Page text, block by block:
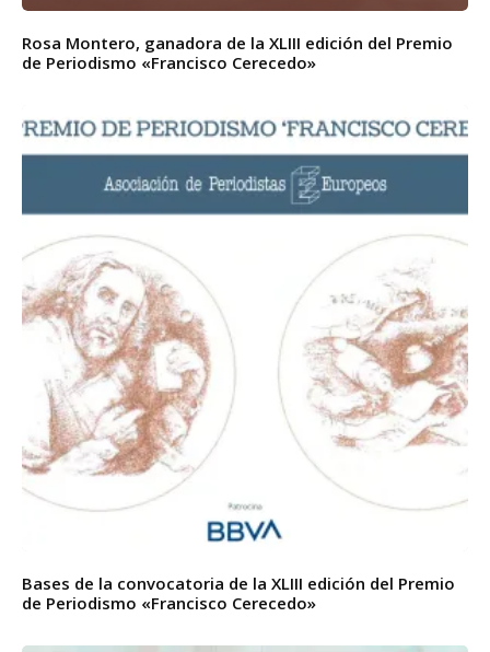
Rosa Montero, ganadora de la XLIII edición del Premio
de Periodismo «Francisco Cerecedo»
Bases de la convocatoria de la XLIII edición del Premio
de Periodismo «Francisco Cerecedo»